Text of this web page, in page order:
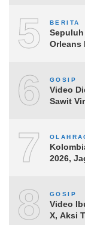
5 BERITA
Orleans
6 GOSIP
Video
Sawit
7
2026,
8 GOSIP
Video
X, Aksi